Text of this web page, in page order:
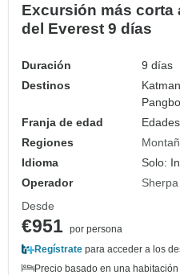
Excursión más corta
del Everest 9 días
Duración
9 días
Destinos
Franja de edad
Regiones
Idioma
Solo:
Operador
Desde
€951 por persona
Regístrate para acceder a los
Precio basado en una